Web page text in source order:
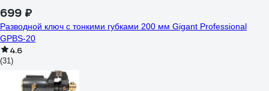
699 ₽
Разводной ключ с тонкими губками 200 мм Gigant Professional
GPBS-20
4.6
(31)